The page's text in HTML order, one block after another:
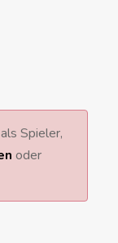
Spieler,
oder